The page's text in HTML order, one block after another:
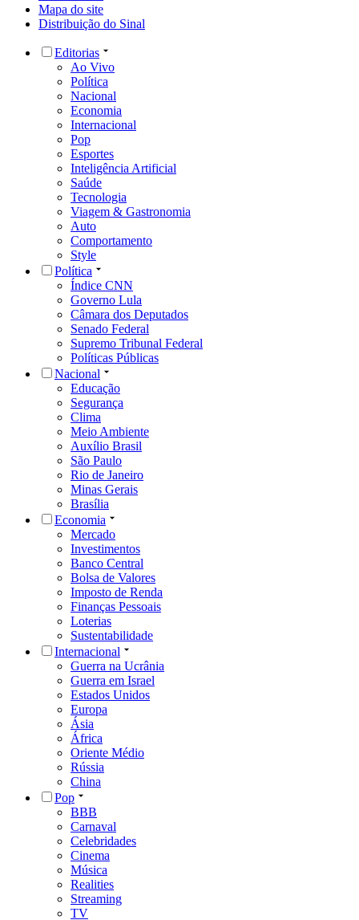
Mapa do site
Distribuição do Sinal
Editorias
Ao Vivo
Política
Nacional
Economia
Internacional
Pop
Esportes
Inteligência Artificial
Saúde
Tecnologia
Viagem & Gastronomia
Auto
Comportamento
Style
Política
Índice CNN
Governo Lula
Câmara dos Deputados
Senado Federal
Supremo Tribunal Federal
Políticas Públicas
Nacional
Educação
Segurança
Clima
Meio Ambiente
Auxílio Brasil
São Paulo
Rio de Janeiro
Minas Gerais
Brasília
Economia
Mercado
Investimentos
Banco Central
Bolsa de Valores
Imposto de Renda
Finanças Pessoais
Loterias
Sustentabilidade
Internacional
Guerra na Ucrânia
Guerra em Israel
Estados Unidos
Europa
Ásia
África
Oriente Médio
Rússia
China
Pop
BBB
Carnaval
Celebridades
Cinema
Música
Realities
Streaming
TV